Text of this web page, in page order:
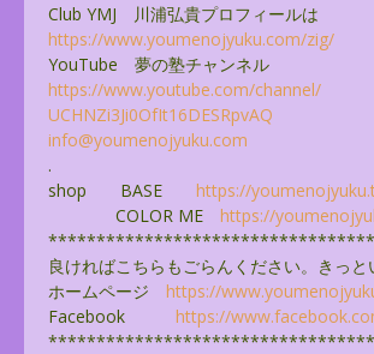
Club YMJ 川浦弘貴プロフィールは
https://www.youmenojyuku.com/zig/
YouTube 夢の塾チャンネル
https://www.youtube.com/channel/
UCHNZi3Ji0OfIt16DESRpvAQ
info@youmenojyuku.com
.
shop BASE https://
COLOR ME https://
******************************
良ければこちらもごらんください。きっと
ホームページ https://
Facebook https://
******************************